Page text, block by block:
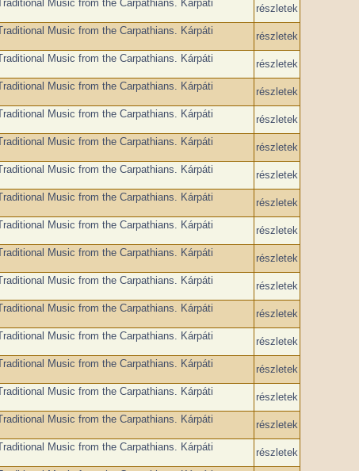
Music from the Carpathians. Kárpáti
részletek
Music from the Carpathians. Kárpáti
részletek
Music from the Carpathians. Kárpáti
részletek
Music from the Carpathians. Kárpáti
részletek
Music from the Carpathians. Kárpáti
részletek
Music from the Carpathians. Kárpáti
részletek
Music from the Carpathians. Kárpáti
részletek
Music from the Carpathians. Kárpáti
részletek
Music from the Carpathians. Kárpáti
részletek
Music from the Carpathians. Kárpáti
részletek
Music from the Carpathians. Kárpáti
részletek
Music from the Carpathians. Kárpáti
részletek
Music from the Carpathians. Kárpáti
részletek
Music from the Carpathians. Kárpáti
részletek
Music from the Carpathians. Kárpáti
részletek
Music from the Carpathians. Kárpáti
részletek
Music from the Carpathians. Kárpáti
részletek